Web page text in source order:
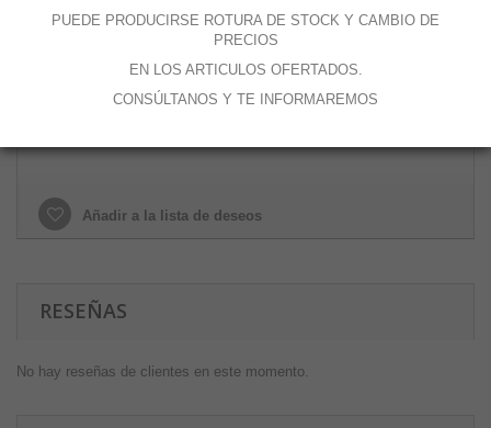
Añadir a la lista de deseos
RESEÑAS
No hay reseñas de clientes en este momento.
PUEDE PRODUCIRSE ROTURA DE STOCK Y CAMBIO DE
PRECIOS
EN LOS ARTICULOS OFERTADOS.
CONSÚLTANOS Y TE INFORMAREMOS